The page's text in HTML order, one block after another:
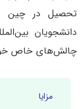
تحصیل در چین
دانشجویان
چالش‌های خاص خود
مزایا